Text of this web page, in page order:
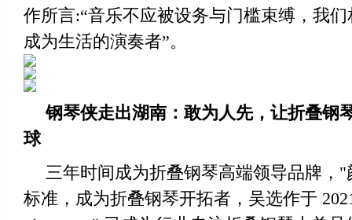
作所言:“音乐不应被设务与门槛束缚，我
成为生活的演奏者”。
钢琴侠走出湖南：敢为人先，让折叠钢
球
三年时间成为折叠钢琴高端领导品牌，
标准，成为折叠钢琴开拓者，吴选作于